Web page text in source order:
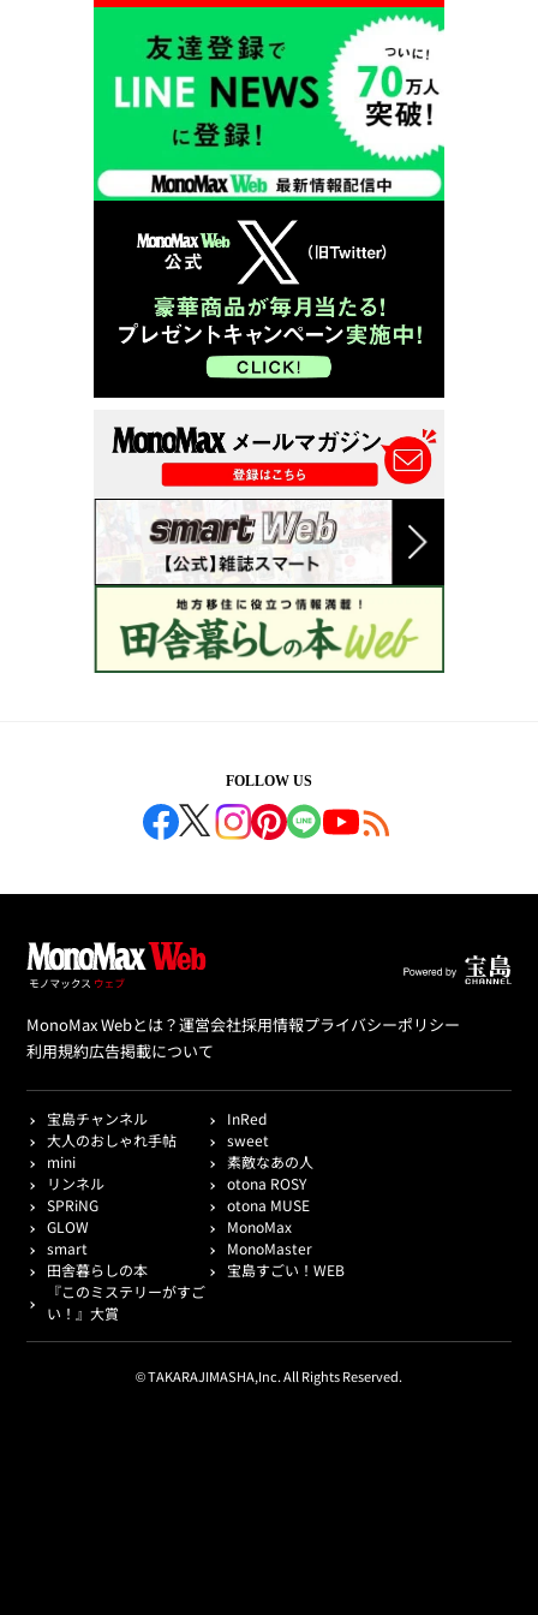
FOLLOW US
MonoMax Webとは？運営会社採用情報プライバシーポリシー
利用規約広告掲載について
宝島チャンネル
InRed
大人のおしゃれ手帖
sweet
mini
素敵なあの人
リンネル
otona ROSY
SPRiNG
otona MUSE
GLOW
MonoMax
smart
MonoMaster
田舎暮らしの本
宝島すごい！WEB
『このミステリーがすご
い！』大賞
© TAKARAJIMASHA,Inc. All Rights Reserved.